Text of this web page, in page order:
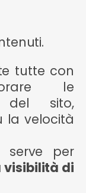
tutte con
le
del sito,
la velocità
per
visibilità di